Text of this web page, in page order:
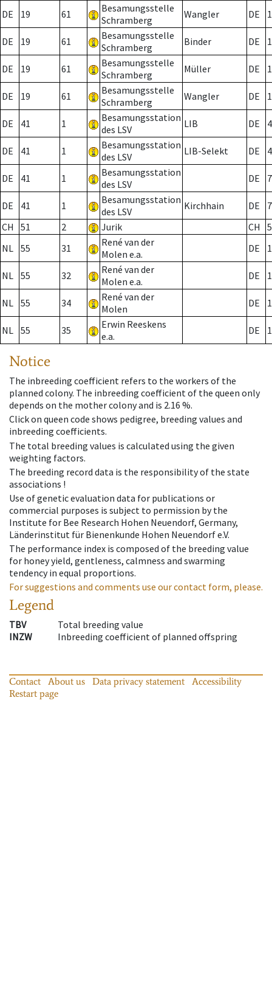
DE 19 61
Besamungsstelle
Schramberg
Wangler DE
DE 19 61
Besamungsstelle
Schramberg
Binder DE 1
DE 19 61
Besamungsstelle
Schramberg
Müller DE
DE 19 61
Besamungsstelle
Schramberg
Wangler DE
DE 41 1
Besamungsstation
des LSV
LIB DE
DE 41 1
Besamungsstation
des LSV
LIB-Selekt DE
DE 41 1
Besamungsstation
des LSV
DE 7
DE 41 1
Besamungsstation
des LSV
Kirchhain DE
7
CH
51 2 Jurik CH
NL 55 31
René van der
Molen e.a.
DE
NL 55 32
René van der
Molen e.a.
DE
NL 55 34
René van der
Molen
DE
NL 55 35
Erwin Reeskens
e.a.
DE
Notice
The inbreeding coefficient refers to the workers of the
planned colony. The inbreeding coefficient of the queen only
depends on the mother colony and is 2.16 %.
Click on queen code shows pedigree, breeding values and
inbreeding coefficients.
The total breeding values is calculated using the given
weighting factors.
The breeding record data is the responsibility of the state
associations !
Use of genetic evaluation data for publications or
commercial purposes is subject to permission by the
Institute for Bee Research Hohen Neuendorf, Germany,
Länderinstitut für Bienenkunde Hohen Neuendorf e.V.
The performance index is composed of the breeding value
for honey yield, gentleness, calmness and swarming
tendency in equal proportions.
For suggestions and comments use our contact form, please.
Legend
TBV
Total breeding value
INZW
Inbreeding coefficient of planned offspring
Contact About us Data privacy statement
Accessibility
Restart page